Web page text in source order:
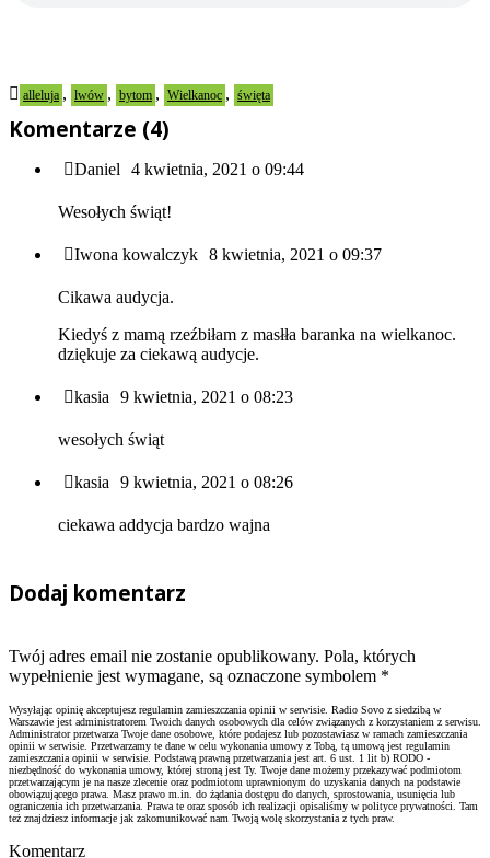
alleluja , lwów , bytom , Wielkanoc , święta
Komentarze (4)
Daniel 4 kwietnia, 2021 o 09:44
Wesołych świąt!
Iwona kowalczyk 8 kwietnia, 2021 o 09:37
Cikawa audycja.
Kiedyś z mamą rzeźbiłam z masłła baranka na wielkanoc.
dziękuje za ciekawą audycje.
kasia 9 kwietnia, 2021 o 08:23
wesołych świąt
kasia 9 kwietnia, 2021 o 08:26
ciekawa addycja bardzo wajna
Dodaj komentarz
Twój adres email nie zostanie opublikowany. Pola, których
wypełnienie jest wymagane, są oznaczone symbolem *
Wysyłając opinię akceptujesz regulamin zamieszczania opinii w serwisie. Radio Sovo z siedzibą w
Warszawie jest administratorem Twoich danych osobowych dla celów związanych z korzystaniem z serwisu.
Administrator przetwarza Twoje dane osobowe, które podajesz lub pozostawiasz w ramach zamieszczania
opinii w serwisie. Przetwarzamy te dane w celu wykonania umowy z Tobą, tą umową jest regulamin
zamieszczania opinii w serwisie. Podstawą prawną przetwarzania jest art. 6 ust. 1 lit b) RODO -
niezbędność do wykonania umowy, której stroną jest Ty. Twoje dane możemy przekazywać podmiotom
przetwarzającym je na nasze zlecenie oraz podmiotom uprawnionym do uzyskania danych na podstawie
obowiązującego prawa. Masz prawo m.in. do żądania dostępu do danych, sprostowania, usunięcia lub
ograniczenia ich przetwarzania. Prawa te oraz sposób ich realizacji opisaliśmy w polityce prywatności. Tam
też znajdziesz informacje jak zakomunikować nam Twoją wolę skorzystania z tych praw.
Komentarz